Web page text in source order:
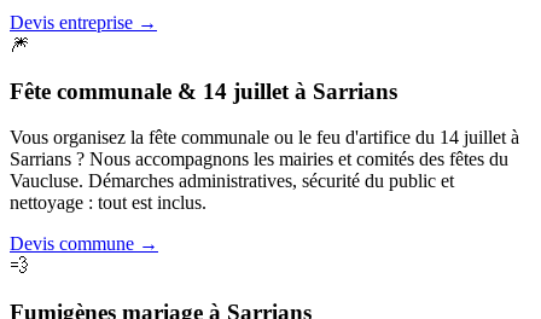
Devis entreprise →
🎆
Fête communale & 14 juillet à Sarrians
Vous organisez la fête communale ou le feu d'artifice du 14 juillet à
Sarrians ? Nous accompagnons les mairies et comités des fêtes du
Vaucluse. Démarches administratives, sécurité du public et
nettoyage : tout est inclus.
Devis commune →
💨
Fumigènes mariage à Sarrians